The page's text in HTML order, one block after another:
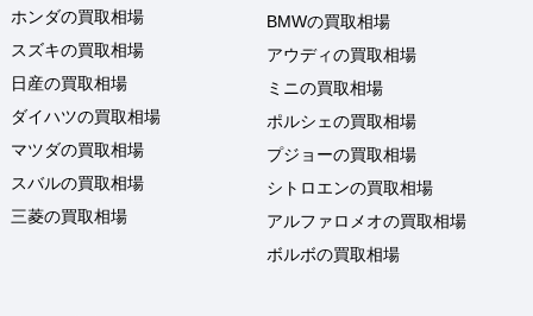
ホンダの買取相場
スズキの買取相場
日産の買取相場
ダイハツの買取相場
マツダの買取相場
スバルの買取相場
三菱の買取相場
BMWの買取相場
アウディの買取相場
ミニの買取相場
ポルシェの買取相場
プジョーの買取相場
シトロエンの買取相場
アルファロメオの買取相場
ボルボの買取相場